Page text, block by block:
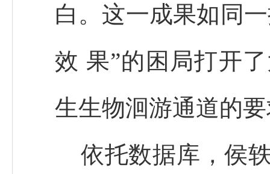
白。这一成果如同
效 果”的困局打开
生生物洄游通道的
依托数据库，侯